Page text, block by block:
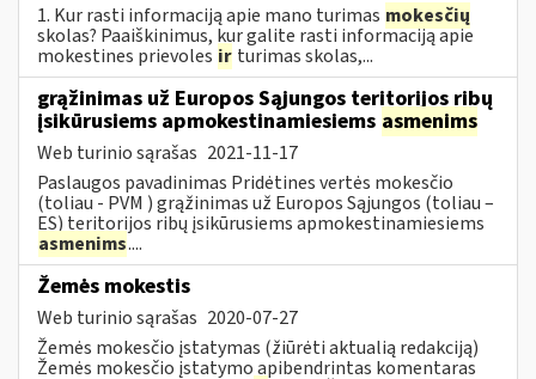
1. Kur rasti informaciją apie mano turimas mokesčių
skolas? Paaiškinimus, kur galite rasti informaciją apie
mokestines prievoles ir turimas skolas,...
grąžinimas už Europos Sąjungos teritorijos ribų
įsikūrusiems apmokestinamiesiems asmenims
Web turinio sąrašas 2021-11-17
Paslaugos pavadinimas Pridėtines vertės mokesčio
(toliau - PVM ) grąžinimas už Europos Sąjungos (toliau –
ES) teritorijos ribų įsikūrusiems apmokestinamiesiems
asmenims....
Žemės mokestis
Web turinio sąrašas 2020-07-27
Žemės mokesčio įstatymas (žiūrėti aktualią redakciją)
Žemės mokesčio įstatymo apibendrintas komentaras